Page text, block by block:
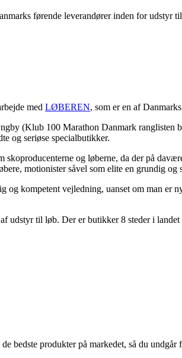
førende leverandører inden for udstyr
med LØBEREN, som er en af
(Klub 100 Marathon Danmark ranglisten
og seriøse specialbutikker.
og løberne, da der på
motionister såvel som elite en grundig
og kompetent vejledning, uanset om man
udstyr til løb. Der er butikker 8 steder i landet
bedste produkter på markedet, så du undgår